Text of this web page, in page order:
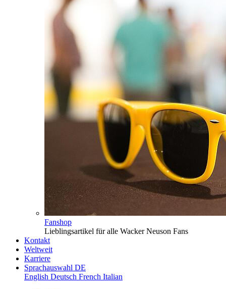
Fanshop
Lieblingsartikel für alle Wacker Neuson Fans
Kontakt
Weltweit
Karriere
Sprachauswahl DE
English Deutsch French Italian